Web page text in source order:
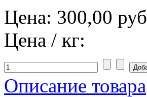
Цена: 300,00 руб
Цена / кг:
Описание товара